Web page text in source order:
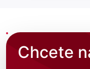
Chcete